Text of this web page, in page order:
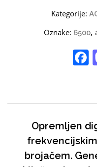
Kategorije:
Oznake: 6500,
Opremljen
brojačem.